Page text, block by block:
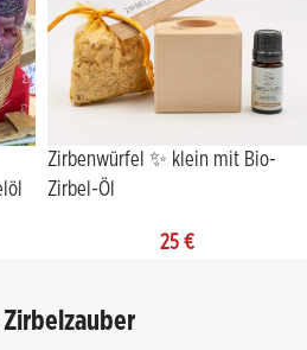
Zirbenwürfel ✨ klein mit Bio-
Zirbel-Öl
25 €